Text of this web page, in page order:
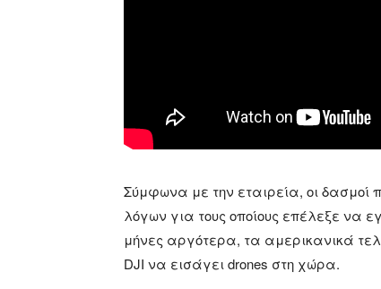
Σύμφωνα με την εταιρεία, οι
λόγων για τους οποίους επέλεξε να
μήνες αργότερα, τα αμερικανικά
DJI να εισάγει drones στη χώρα.